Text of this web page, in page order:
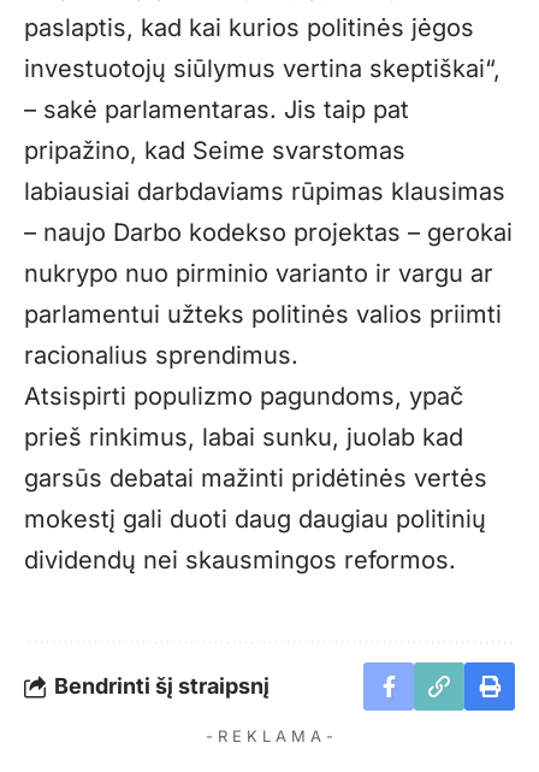
paslaptis, kad kai kurios politinės jėgos
investuotojų siūlymus vertina skeptiškai“,
– sakė parlamentaras. Jis taip pat
pripažino, kad Seime svarstomas
labiausiai darbdaviams rūpimas klausimas
– naujo Darbo kodekso projektas – gerokai
nukrypo nuo pirminio varianto ir vargu ar
parlamentui užteks politinės valios priimti
racionalius sprendimus.
Atsispirti populizmo pagundoms, ypač
prieš rinkimus, labai sunku, juolab kad
garsūs debatai mažinti pridėtinės vertės
mokestį gali duoti daug daugiau politinių
dividendų nei skausmingos reformos.
Bendrinti šį straipsnį
- R E K L A M A -